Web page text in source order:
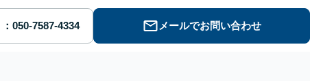
メールでお問い合わせ